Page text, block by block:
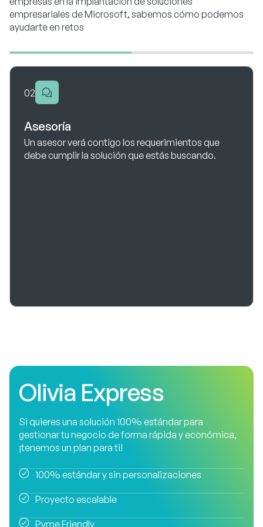
empresariales de Microsoft, sabemos cómo podemos
ayudarte en retos
02
Asesoría
Un asesor verá contigo los requerimientos que
debe cumplir la solución que estás buscando.
Olivia Express
Si quieres una solución 100% estándar para
gestionar tu negocio de forma rápida y económica,
¡tenemos un plan para ti!
100% estándar y sin personalizaciones
Proyecto escalable
Pyme Friendly